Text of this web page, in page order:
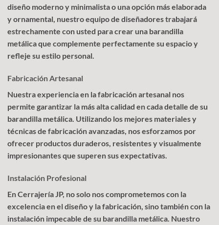
diseño moderno y minimalista o una opción más elaborada
y ornamental, nuestro equipo de diseñadores trabajará
estrechamente con usted para crear una barandilla
metálica que complemente perfectamente su espacio y
refleje su estilo personal.
Fabricación Artesanal
Nuestra experiencia en la fabricación artesanal nos
permite garantizar la más alta calidad en cada detalle de su
barandilla metálica. Utilizando los mejores materiales y
técnicas de fabricación avanzadas, nos esforzamos por
ofrecer productos duraderos, resistentes y visualmente
impresionantes que superen sus expectativas.
Instalación Profesional
En Cerrajería JP, no solo nos comprometemos con la
excelencia en el diseño y la fabricación, sino también con la
instalación impecable de su barandilla metálica. Nuestro